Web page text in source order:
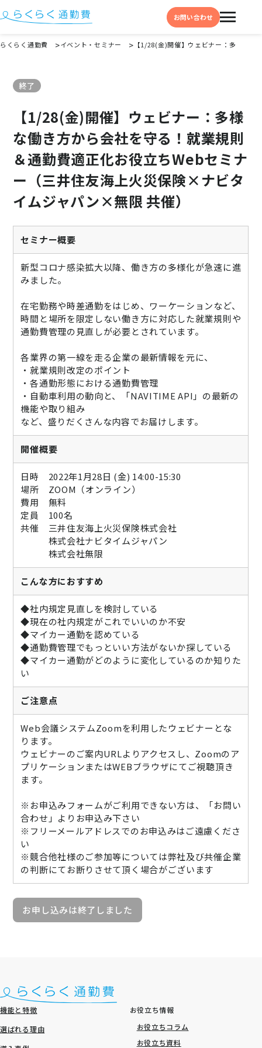
お問い合わせ
選ばれる理由
事例
料金
イベント・セミナー
よくある質問
お役立ちコラム
お役立ち資料
ニュース
導入効果シミュレーション
お問い合わせ 料金・概要資料をDL
らくらく通勤費 イベント・セミナー 【1/28(金)開催】ウェビナー：多様な
終了
【1/28(金)開催】ウェビナー：多様
な働き方から会社を守る！就業規則
＆通勤費適正化お役立ちWebセミナ
ー（三井住友海上火災保険×ナビタ
イムジャパン×無限 共催）
セミナー概要
新型コロナ感染拡大以降、働き方の多様化が急速に進
みました。
在宅勤務や時差通勤をはじめ、ワーケーションなど、
時間と場所を限定しない働き方に対応した就業規則や
通勤費管理の見直しが必要とされています。
各業界の第一線を走る企業の最新情報を元に、
・就業規則改定のポイント
・各通勤形態における通勤費管理
・自動車利用の動向と、「NAVITIME API」の最新の
機能や取り組み
など、盛りだくさんな内容でお届けします。
開催概要
日時 2022年1月28日 (金) 14:00-15:30
場所 ZOOM（オンライン）
費用 無料
定員 100名
共催 三井住友海上火災保険株式会社
株式会社ナビタイムジャパン
株式会社無限
こんな方におすすめ
◆社内規定見直しを検討している
◆現在の社内規定がこれでいいのか不安
◆マイカー通勤を認めている
◆通勤費管理でもっといい方法がないか探している
◆マイカー通勤がどのように変化しているのか知りた
い
ご注意点
Web会議システムZoomを利用したウェビナーとな
ります。
ウェビナーのご案内URLよりアクセスし、Zoomのア
プリケーションまたはWEBブラウザにてご視聴頂き
ます。
※お申込みフォームがご利用できない方は、「お問い
合わせ」よりお申込み下さい
※フリーメールアドレスでのお申込みはご遠慮くださ
い
※競合他社様のご参加等については弊社及び共催企業
の判断にてお断りさせて頂く場合がございます
お申し込みは終了しました
機能と特徴
選ばれる理由
お役立ち情報
お役立ちコラム
お役立ち資料